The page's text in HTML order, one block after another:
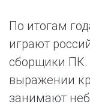
По итогам
играют
сборщики ПК.
выражении
занимают